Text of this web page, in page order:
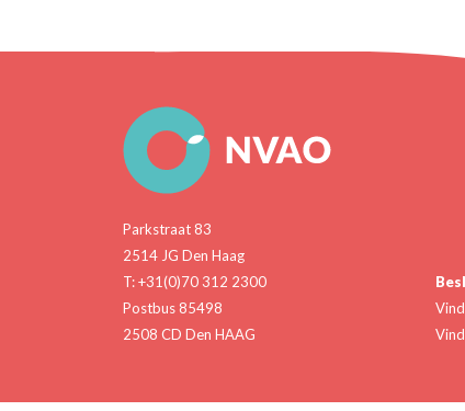
Parkstraat 83
2514 JG Den Haag
T: +31(0)70 312 2300
Postbus 85498
2508 CD Den HAAG